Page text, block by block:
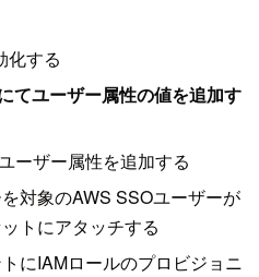
化する
てユーザー属性の値を追加す
ーザー属性を追加する
対象のAWS SSOユーザーが
トにアタッチする
にIAMロールのプロビジョニ